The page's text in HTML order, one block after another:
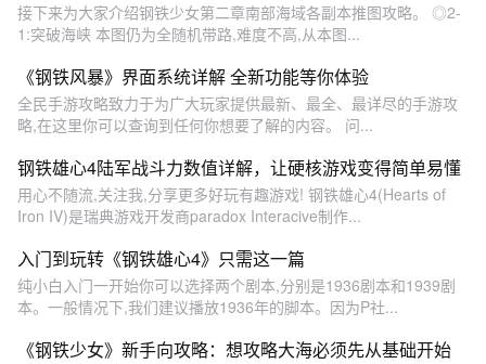
接下来为大家介绍钢铁少女第二章南部海域各副本推图攻略。 ◎2-
1:突破海峡 本图仍为全随机带路,难度不高,从本图...
《钢铁风暴》界面系统详解 全新功能等你体验
全民手游攻略致力于为广大玩家提供最新、最全、最详尽的手游攻
略,在这里你可以查询到任何你想要了解的内容。 问...
钢铁雄心4陆军战斗力数值详解，让硬核游戏变得简单易懂
用心不随流,关注我,分享更多好玩有趣游戏! 钢铁雄心4(Hearts of
Iron IV)是瑞典游戏开发商paradox Interacive制作...
入门到玩转《钢铁雄心4》只需这一篇
纯小白入门一开始你可以选择两个剧本,分别是1936剧本和1939剧
本。一般情况下,我们建议播放1936年的脚本。因为P社...
《钢铁少女》新手向攻略：想攻略大海必须先从基础开始